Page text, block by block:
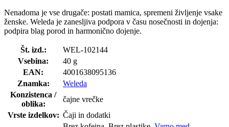
Nenadoma je vse drugače: postati mamica, spremeni življenje vsake
ženske. Weleda je zanesljiva podpora v času nosečnosti in dojenja:
podpira blag porod in harmonično dojenje.
Št. izd.:
WEL-102144
Vsebina:
40 g
EAN:
4001638095136
Znamka:
Weleda
Konzistenca /
oblika:
čajne vrečke
Vrste izdelkov: Čaji in dodatki